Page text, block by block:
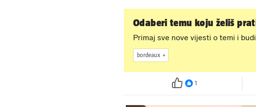
Odaberi temu koju želiš
Primaj sve nove vijesti o temi i
bordeaux
1